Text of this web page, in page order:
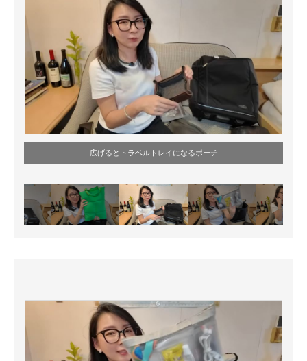
広げるとトラベルトレイになるポーチ